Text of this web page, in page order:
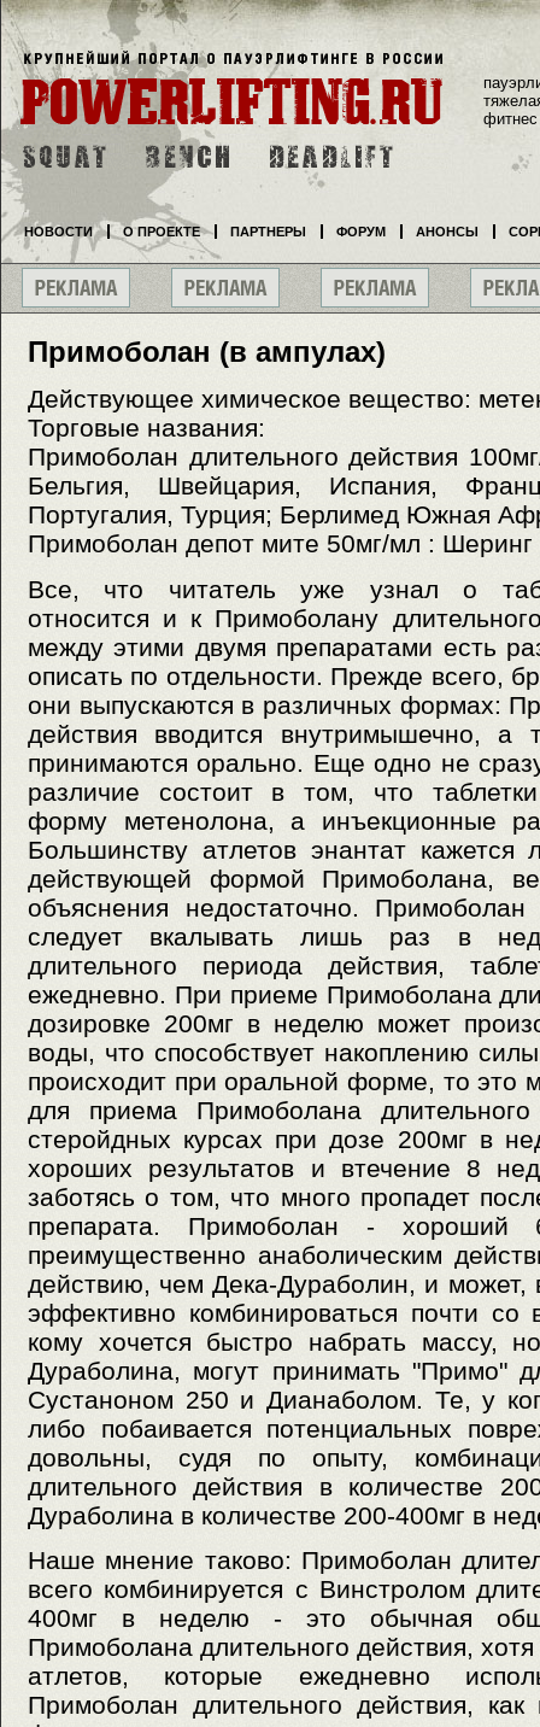
Примоболан (в ампулах)
Действующее химическое вещество:
Торговые названия:
Примоболан длительного действия
Бельгия, Швейцария, Испания,
Португалия, Турция; Берлимед Южная
Примоболан депот мите 50мг/мл : Шеринг
Все, что читатель уже узнал о
относится и к Примоболану
между этими двумя препаратами есть
описать по отдельности. Прежде всего,
они выпускаются в различных формах:
действия вводится внутримышечно, а
принимаются орально. Еще одно не
различие состоит в том, что
форму метенолона, а инъекционные
Большинству атлетов энантат кажется
действующей формой Примоболана,
объяснения недостаточно. Примоболан
следует вкалывать лишь раз в
длительного периода действия,
ежедневно. При приеме Примоболана
дозировке 200мг в неделю может
воды, что способствует накоплению
происходит при оральной форме, то это
для приема Примоболана
стеройдных курсах при дозе 200мг в
хороших результатов и втечение 8
заботясь о том, что много пропадет
препарата. Примоболан - хороший
преимущественно анаболическим
действию, чем Дека-Дураболин, и может,
эффективно комбинироваться почти со
кому хочется быстро набрать массу,
Дураболина, могут принимать "Примо"
Сустаноном 250 и Дианаболом. Те, у
либо побаивается потенциальных
довольны, судя по опыту,
длительного действия в количестве
Дураболина в количестве 200-400мг в
Наше мнение таково: Примоболан
всего комбинируется с Винстролом
400мг в неделю - это обычная
Примоболана длительного действия,
атлетов, которые ежедневно
Примоболан длительного действия,
фитнес
НОВОСТИ О ПРОЕКТЕ ПАРТНЕРЫ ФОРУМ АНОНСЫ